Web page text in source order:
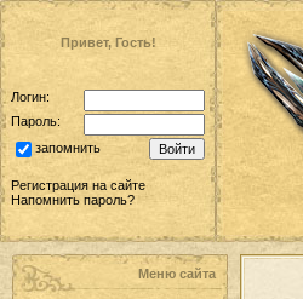
Привет, Гость!
Логин:
Пароль:
запомнить
Регистрация на сайте
Напомнить пароль?
Меню сайта